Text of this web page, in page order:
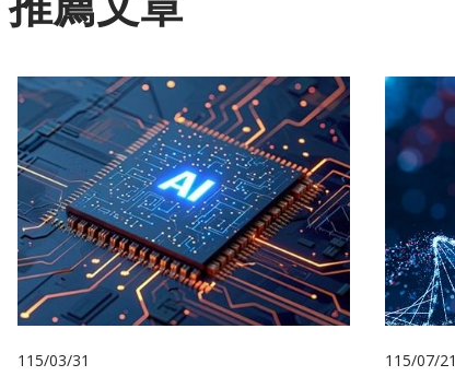
115/03/31 115/07/21